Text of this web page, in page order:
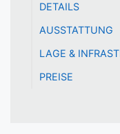
DETAILS
AUSSTATTUNG
LAGE &
PREISE